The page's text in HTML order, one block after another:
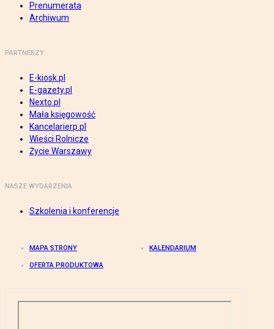
Prenumerata
Archiwum
PARTNERZY
E-kiosk.pl
E-gazety.pl
Nexto.pl
Mała księgowość
Kancelarierp.pl
Wieści Rolnicze
Życie Warszawy
NASZE WYDARZENIA
Szkolenia i konferencje
MAPA STRONY KALENDARIUM
OFERTA PRODUKTOWA